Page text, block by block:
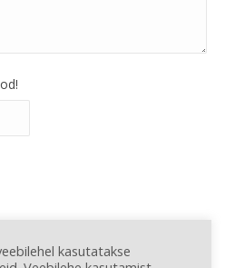
kasutatakse